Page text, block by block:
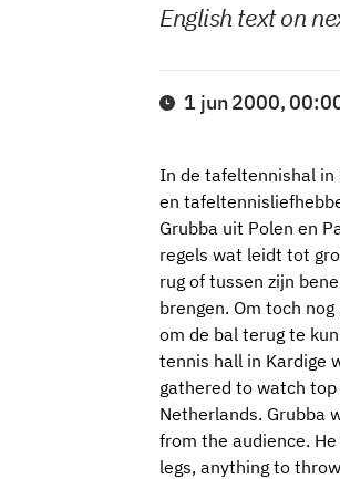
English text on
1 jun 2000,
In de tafeltennishal in
en
Grubba uit Polen en
regels wat leidt tot
rug of tussen zijn
brengen. Om toch
om de bal terug te
tennis hall in Kardige
gathered to watch
Netherlands. Grubba
from the audience.
legs, anything to